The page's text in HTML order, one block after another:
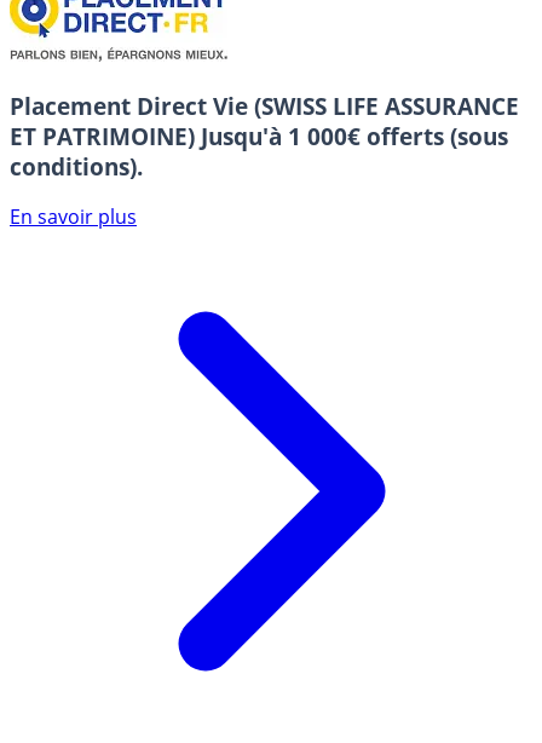
Placement Direct Vie (SWISS LIFE ASSURANCE
ET PATRIMOINE) Jusqu'à 1 000€ offerts (sous
conditions).
En savoir plus